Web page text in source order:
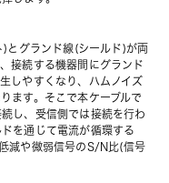
とグランド線(シールド)が両
接続する機器間にグランド
しやすくなり、ハムノイズ
ます。そこで本ケーブルで
し、受信側では接続を行わ
を通じて電流が循環する
減や微弱信号のS/N比(信号